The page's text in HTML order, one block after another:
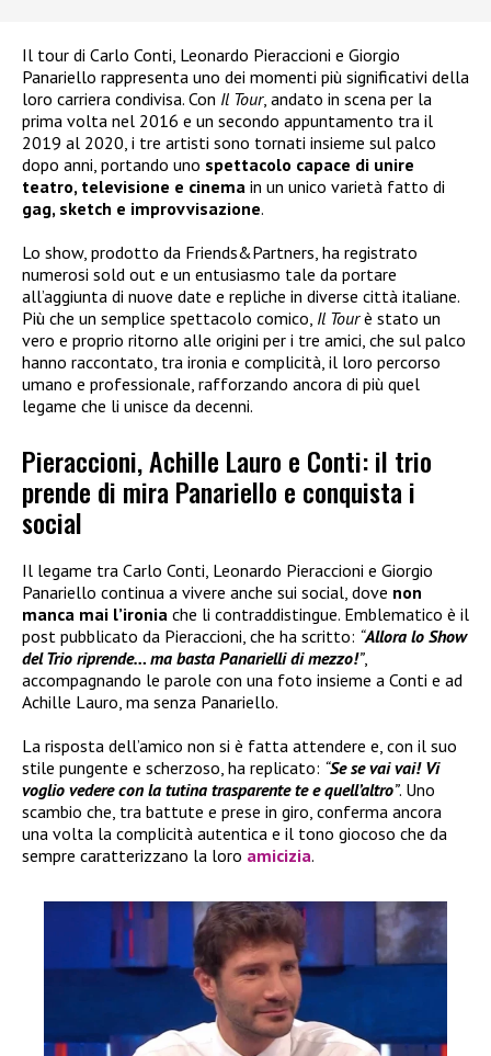
Il tour di Carlo Conti, Leonardo Pieraccioni e Giorgio
Panariello rappresenta uno dei momenti più significativi della
loro carriera condivisa. Con Il Tour, andato in scena per la
prima volta nel 2016 e un secondo appuntamento tra il
2019 al 2020, i tre artisti sono tornati insieme sul palco
dopo anni, portando uno spettacolo capace di unire
teatro, televisione e cinema in un unico varietà fatto di
gag, sketch e improvvisazione.
Lo show, prodotto da Friends&Partners, ha registrato
numerosi sold out e un entusiasmo tale da portare
all’aggiunta di nuove date e repliche in diverse città italiane.
Più che un semplice spettacolo comico, Il Tourè stato un
vero e proprio ritorno alle origini per i tre amici, che sul palco
hanno raccontato, tra ironia e complicità, il loro percorso
umano e professionale, rafforzando ancora di più quel
legame che li unisce da decenni.
Pieraccioni, Achille Lauro e Conti: il trio
prende di mira Panariello e conquista i
social
Il legame tra Carlo Conti, Leonardo Pieraccioni e Giorgio
Panariello continua a vivere anche sui social, dove non
manca mai l’ironia che li contraddistingue. Emblematico è il
post pubblicato da Pieraccioni, che ha scritto: “Allora lo Show
del Trio riprende… ma basta Panarielli di mezzo!”,
accompagnando le parole con una foto insieme a Conti e ad
Achille Lauro, ma senza Panariello.
La risposta dell’amico non si è fatta attendere e, con il suo
stile pungente e scherzoso, ha replicato: “Se se vai vai! Vi
voglio vedere con la tutina trasparente te e quell’altro”. Uno
scambio che, tra battute e prese in giro, conferma ancora
una volta la complicità autentica e il tono giocoso che da
sempre caratterizzano la loro amicizia.